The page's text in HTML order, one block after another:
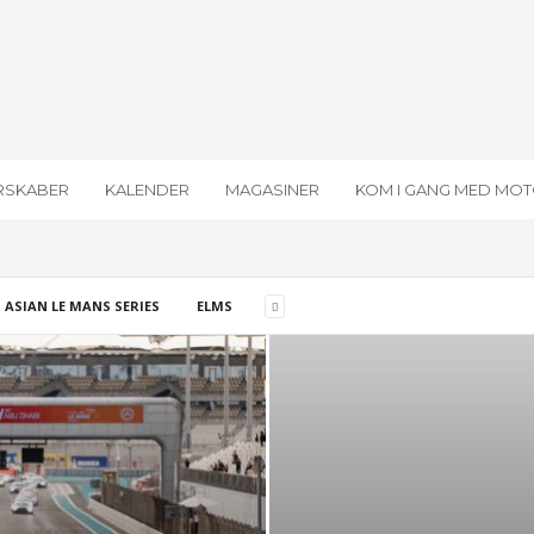
KALENDER MAGASINER KOM I GANG MED
ASIAN LE MANS SERIES ELMS